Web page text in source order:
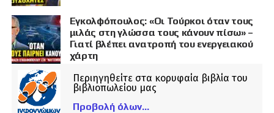
Εγκολφόπουλος: «Οι Τούρκοι όταν τους
μιλάς στη γλώσσα τους κάνουν πίσω» –
Γιατί βλέπει ανατροπή του ενεργειακού
χάρτη
Περιηγηθείτε στα κορυφαία βιβλία του
βιβλιοπωλείου μας
Προβολή όλων